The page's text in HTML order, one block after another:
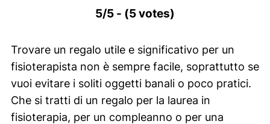
5/5 - (5 votes)
Trovare un regalo utile e significativo per un
fisioterapista non è sempre facile, soprattutto se
vuoi evitare i soliti oggetti banali o poco pratici.
Che si tratti di un regalo per la laurea in
fisioterapia, per un compleanno o per una